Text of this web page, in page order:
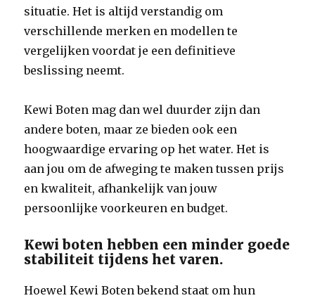
situatie. Het is altijd verstandig om
verschillende merken en modellen te
vergelijken voordat je een definitieve
beslissing neemt.
Kewi Boten mag dan wel duurder zijn dan
andere boten, maar ze bieden ook een
hoogwaardige ervaring op het water. Het is
aan jou om de afweging te maken tussen prijs
en kwaliteit, afhankelijk van jouw
persoonlijke voorkeuren en budget.
Kewi boten hebben een minder goede
stabiliteit tijdens het varen.
Hoewel Kewi Boten bekend staat om hun